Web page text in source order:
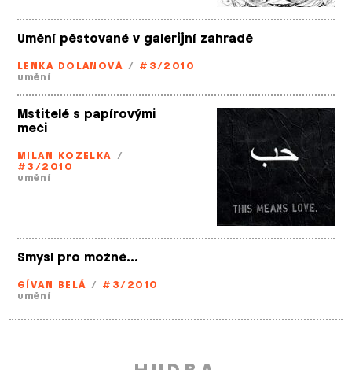
Umění pěstované v galerijní zahradě
LENKA DOLANOVÁ / #3/2010
umění
Mstitelé s papírovými
meči
MILAN KOZELKA /
#3/2010
umění
Smysl pro možné…
GÍVAN BELÁ / #3/2010
umění